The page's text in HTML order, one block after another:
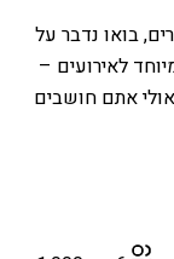
בואו נדבר על
לאירועים –
אולי אתם חושבים